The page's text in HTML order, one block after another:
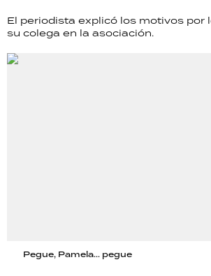
El periodista explicó los motivos por
su colega en la asociación.
Pegue, Pamela... pegue